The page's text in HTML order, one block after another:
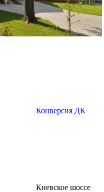
Конверсия ДК
Киевское шоссе